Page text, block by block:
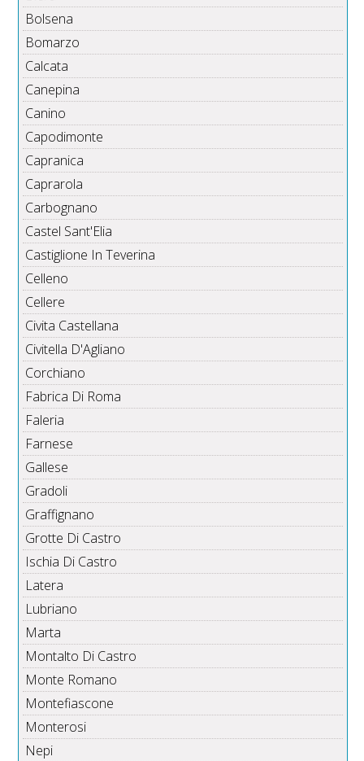
Bolsena
Bomarzo
Calcata
Canepina
Canino
Capodimonte
Capranica
Caprarola
Carbognano
Castel Sant'Elia
Castiglione In Teverina
Celleno
Cellere
Civita Castellana
Civitella D'Agliano
Corchiano
Fabrica Di Roma
Faleria
Farnese
Gallese
Gradoli
Graffignano
Grotte Di Castro
Ischia Di Castro
Latera
Lubriano
Marta
Montalto Di Castro
Monte Romano
Montefiascone
Monterosi
Nepi